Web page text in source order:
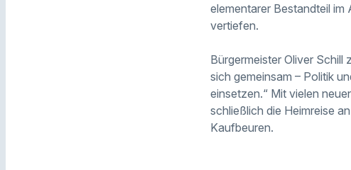
elementarer Bestandteil im
vertiefen.
Bürgermeister Oliver Schill
sich gemeinsam – Politik
einsetzen.“ Mit vielen
schließlich die Heimreise
Kaufbeuren.